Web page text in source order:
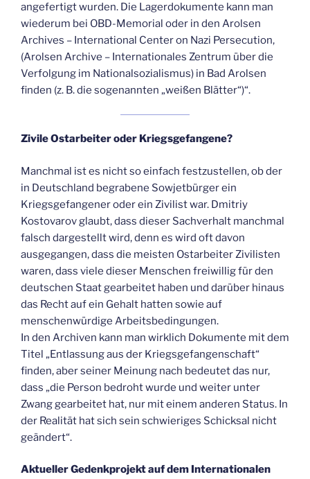
angefertigt wurden. Die Lagerdokumente kann man
wiederum bei OBD-Memorial oder in den Arolsen
Archives – International Center on Nazi Persecution,
(Arolsen Archive – Internationales Zentrum über die
Verfolgung im Nationalsozialismus) in Bad Arolsen
finden (z. B. die sogenannten „weißen Blätter“)“.
Zivile Ostarbeiter oder Kriegsgefangene?
Manchmal ist es nicht so einfach festzustellen, ob der
in Deutschland begrabene Sowjetbürger ein
Kriegsgefangener oder ein Zivilist war. Dmitriy
Kostovarov glaubt, dass dieser Sachverhalt manchmal
falsch dargestellt wird, denn es wird oft davon
ausgegangen, dass die meisten Ostarbeiter Zivilisten
waren, dass viele dieser Menschen freiwillig für den
deutschen Staat gearbeitet haben und darüber hinaus
das Recht auf ein Gehalt hatten sowie auf
menschenwürdige Arbeitsbedingungen.
In den Archiven kann man wirklich Dokumente mit dem
Titel „Entlassung aus der Kriegsgefangenschaft“
finden, aber seiner Meinung nach bedeutet das nur,
dass „die Person bedroht wurde und weiter unter
Zwang gearbeitet hat, nur mit einem anderen Status. In
der Realität hat sich sein schwieriges Schicksal nicht
geändert“.
Aktueller Gedenkprojekt auf dem Internationalen